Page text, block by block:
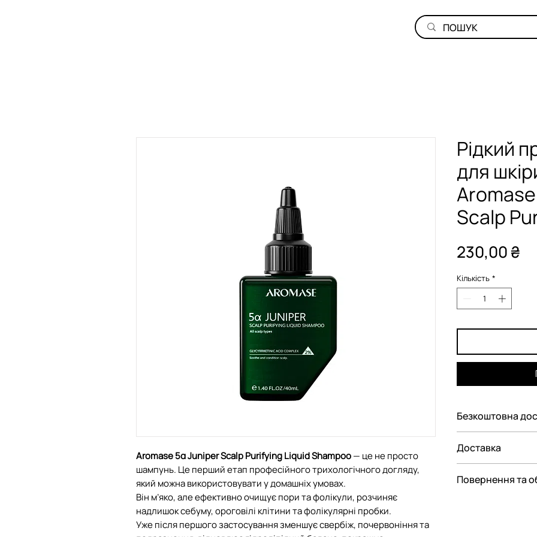
Aromase 5α Juniper Scalp Purifying Liquid Shampoo— це не просто
шампунь. Це перший етап професiйного трихологiчного догляду,
який можна використовувати у домашнiх умовах.
Він м’яко, але ефективно очищує пори та фолікули, розчиняє
надлишок себуму, ороговілі клітини та фолікулярні пробки.
Уже після першого застосування зменшує свербіж, почервоніння та
Рідкий
для
Scalp
230,00 ₴
Кількість *
Безкоштовна
Україні при
Доставка
замовлення:
Повернення та